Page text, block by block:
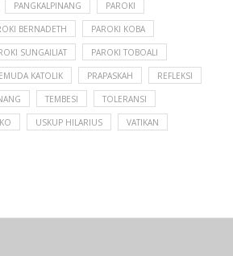
PANGKALPINANG PAROKI
BERNADETH PAROKI KOBA
SUNGAILIAT PAROKI TOBOALI
KATOLIK PRAPASKAH REFLEKSI
TEMBESI TOLERANSI
USKUP HILARIUS VATIKAN